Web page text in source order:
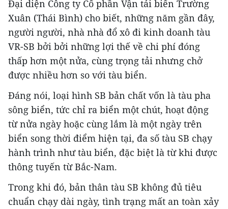
Đại diện Công ty Cổ phần Vận tải biển Trường
Xuân (Thái Bình) cho biết, những năm gần đây,
người người, nhà nhà đổ xô đi kinh doanh tàu
VR-SB bởi bởi những lợi thế về chi phí đóng
thấp hơn một nửa, cùng trọng tải nhưng chở
được nhiều hơn so với tàu biển.
Đáng nói, loại hình SB bản chất vốn là tàu pha
sông biển, tức chỉ ra biển một chút, hoạt động
từ nửa ngày hoặc cùng lắm là một ngày trên
biển song thời điểm hiện tại, đa số tàu SB chạy
hành trình như tàu biển, đặc biệt là từ khi được
thông tuyến từ Bắc-Nam.
Trong khi đó, bản thân tàu SB không đủ tiêu
chuẩn chạy dài ngày, tình trạng mất an toàn xảy